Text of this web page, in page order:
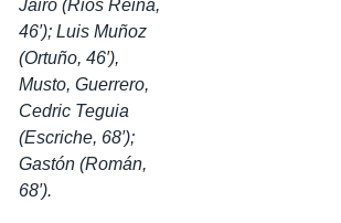
Jairo (Rios Reina,
46′); Luis Muñoz
(Ortuño, 46′),
Musto, Guerrero,
Cedric Teguia
(Escriche, 68′);
Gastón (Román,
68′).